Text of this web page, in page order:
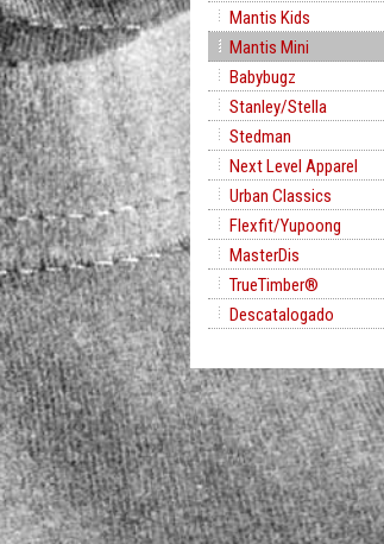
Mantis Kids
Mantis Mini
Babybugz
Stanley/Stella
Stedman
Next Level Apparel
Urban Classics
Flexfit/Yupoong
MasterDis
TrueTimber®
Descatalogado